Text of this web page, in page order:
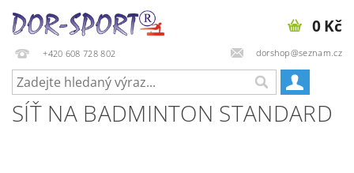
+420 608 728 802 dorshop@seznam.cz
0 Kč
SÍŤ NA BADMINTON STANDARD